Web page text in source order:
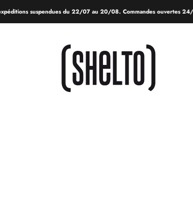
suspendues du 22/07 au 20/08. Commandes ouvertes 24/7 ! ☀️
SHELTO